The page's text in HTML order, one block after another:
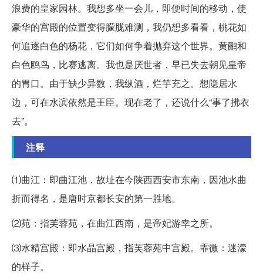
浪费的皇家园林。我想多坐一会儿，即便时间的移动，使
豪华的宫殿的位置变得朦胧难测，我仍想多看看，桃花如
何追逐白色的杨花，它们如何争着抛弃这个世界。黄鹂和
白色鸥鸟，比赛逃离。我也是厌世者，早已失去朝见皇帝
的胃口。由于缺少异数，我纵酒，烂竽充之。想隐居水
边，可在水滨依然是王臣。现在老了，还说什么“事了拂衣
去”。
注释
⑴曲江：即曲江池，故址在今陕西西安市东南，因池水曲
折而得名，是唐时京都长安的第一胜地。
⑵苑：指芙蓉苑，在曲江西南，是帝妃游幸之所。
⑶水精宫殿：即水晶宫殿，指芙蓉苑中宫殿。霏微：迷濛
的样子。